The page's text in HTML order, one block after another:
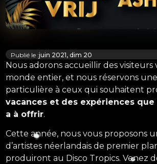
Publié le :juin 2021, dim 20
Nous adorons accueillir des visiteurs
monde entier, et nous réservons
particulière à ceux qui souhaitent
vacances et des expériences
a à offrir.
Cette année, nous vous proposons
d’artistes néerlandais de premier
produiront au Disco Tropics. Venez